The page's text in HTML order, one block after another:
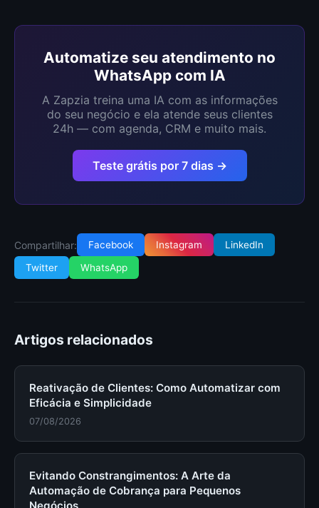
Automatize seu atendimento no
WhatsApp com IA
A Zapzia treina uma IA com as informações
do seu negócio e ela atende seus clientes
24h — com agenda, CRM e muito mais.
Teste grátis por 7 dias →
Compartilhar: Facebook Instagram
LinkedIn
Twitter
WhatsApp
Artigos relacionados
Reativação de Clientes: Como Automatizar com
Eficácia e Simplicidade
07/08/2026
Evitando Constrangimentos: A Arte da
Automação de Cobrança para Pequenos